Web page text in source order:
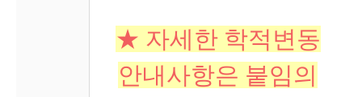
★ 자세한 학적변동
안내사항은 붙임의